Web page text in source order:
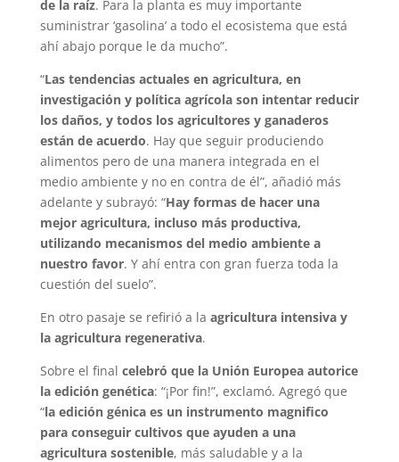
de la raíz. Para la planta es muy importante
suministrar ‘gasolina’ a todo el ecosistema que está
ahí abajo porque le da mucho”.
“Las tendencias actuales en agricultura, en
investigación y política agrícola son intentar reducir
los daños, y todos los agricultores y ganaderos
están de acuerdo. Hay que seguir produciendo
alimentos pero de una manera integrada en el
medio ambiente y no en contra de él”, añadió más
adelante y subrayó: “Hay formas de hacer una
mejor agricultura, incluso más productiva,
utilizando mecanismos del medio ambiente a
nuestro favor. Y ahí entra con gran fuerza toda la
cuestión del suelo”.
En otro pasaje se refirió a la agricultura intensiva y
la agricultura regenerativa.
Sobre el final celebró que la Unión Europea autorice
la edición genética: “¡Por fin!”, exclamó. Agregó que
“la edición génica es un instrumento magnifico
para conseguir cultivos que ayuden a una
agricultura sostenible, más saludable y a la